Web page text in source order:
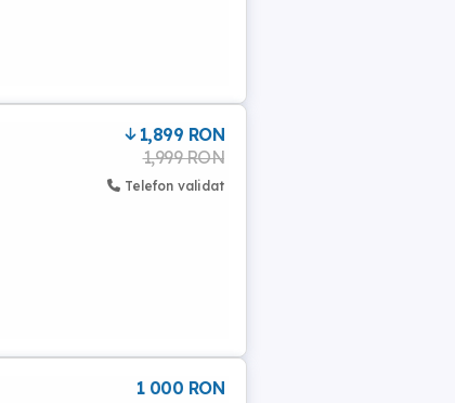
1,899 RON
1,999 RON
Telefon validat
1 000 RON